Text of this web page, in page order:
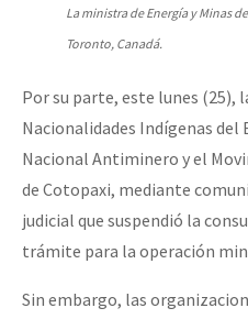
La ministra de Energía y Minas
Toronto, Canadá.
Por su parte, este lunes (25),
Nacionalidades Indígenas del
Nacional Antiminero y el
de Cotopaxi, mediante
judicial que suspendió la
trámite para la operación
Sin embargo, las